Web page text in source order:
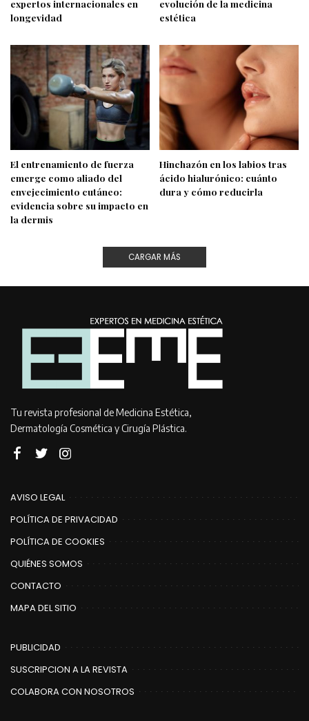
expertos internacionales en
longevidad
evolución de la medicina
estética
El entrenamiento de fuerza
emerge como aliado del
envejecimiento cutáneo:
evidencia sobre su impacto en
la dermis
Hinchazón en los labios tras
ácido hialurónico: cuánto
dura y cómo reducirla
CARGAR MÁS
Tu revista profesional de Medicina Estética,
Dermatología Cosmética y Cirugía Plástica.
AVISO LEGAL
POLÍTICA DE PRIVACIDAD
POLÍTICA DE COOKIES
QUIÉNES SOMOS
CONTACTO
MAPA DEL SITIO
PUBLICIDAD
SUSCRIPCION A LA REVISTA
COLABORA CON NOSOTROS